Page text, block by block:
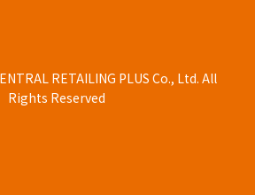
RETAILING PLUS Co., Ltd. All
Rights Reserved